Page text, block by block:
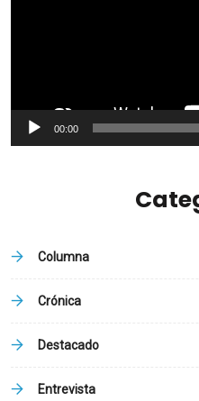
00:00
Columna
Crónica
Destacado
Entrevista